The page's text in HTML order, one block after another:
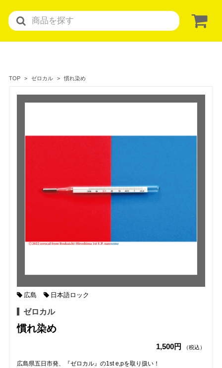
TOP ゼロカル 慣れ染め
広島 日本語ロック
ゼロカル
慣れ染め
1,500円 （税込）
広島県五日市発、『ゼロカル』の1st e,pを取り扱い！